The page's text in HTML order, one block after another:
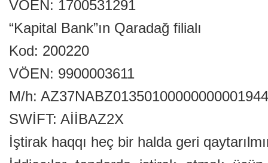
VÖEN: 1700531291
“Kapital Bank”ın Qaradağ filialı
Kod: 200220
VÖEN: 9900003611
M/h: AZ37NABZ01350100000000001944
SWİFT: AİİBAZ2X
İştirak haqqı heç bir halda geri